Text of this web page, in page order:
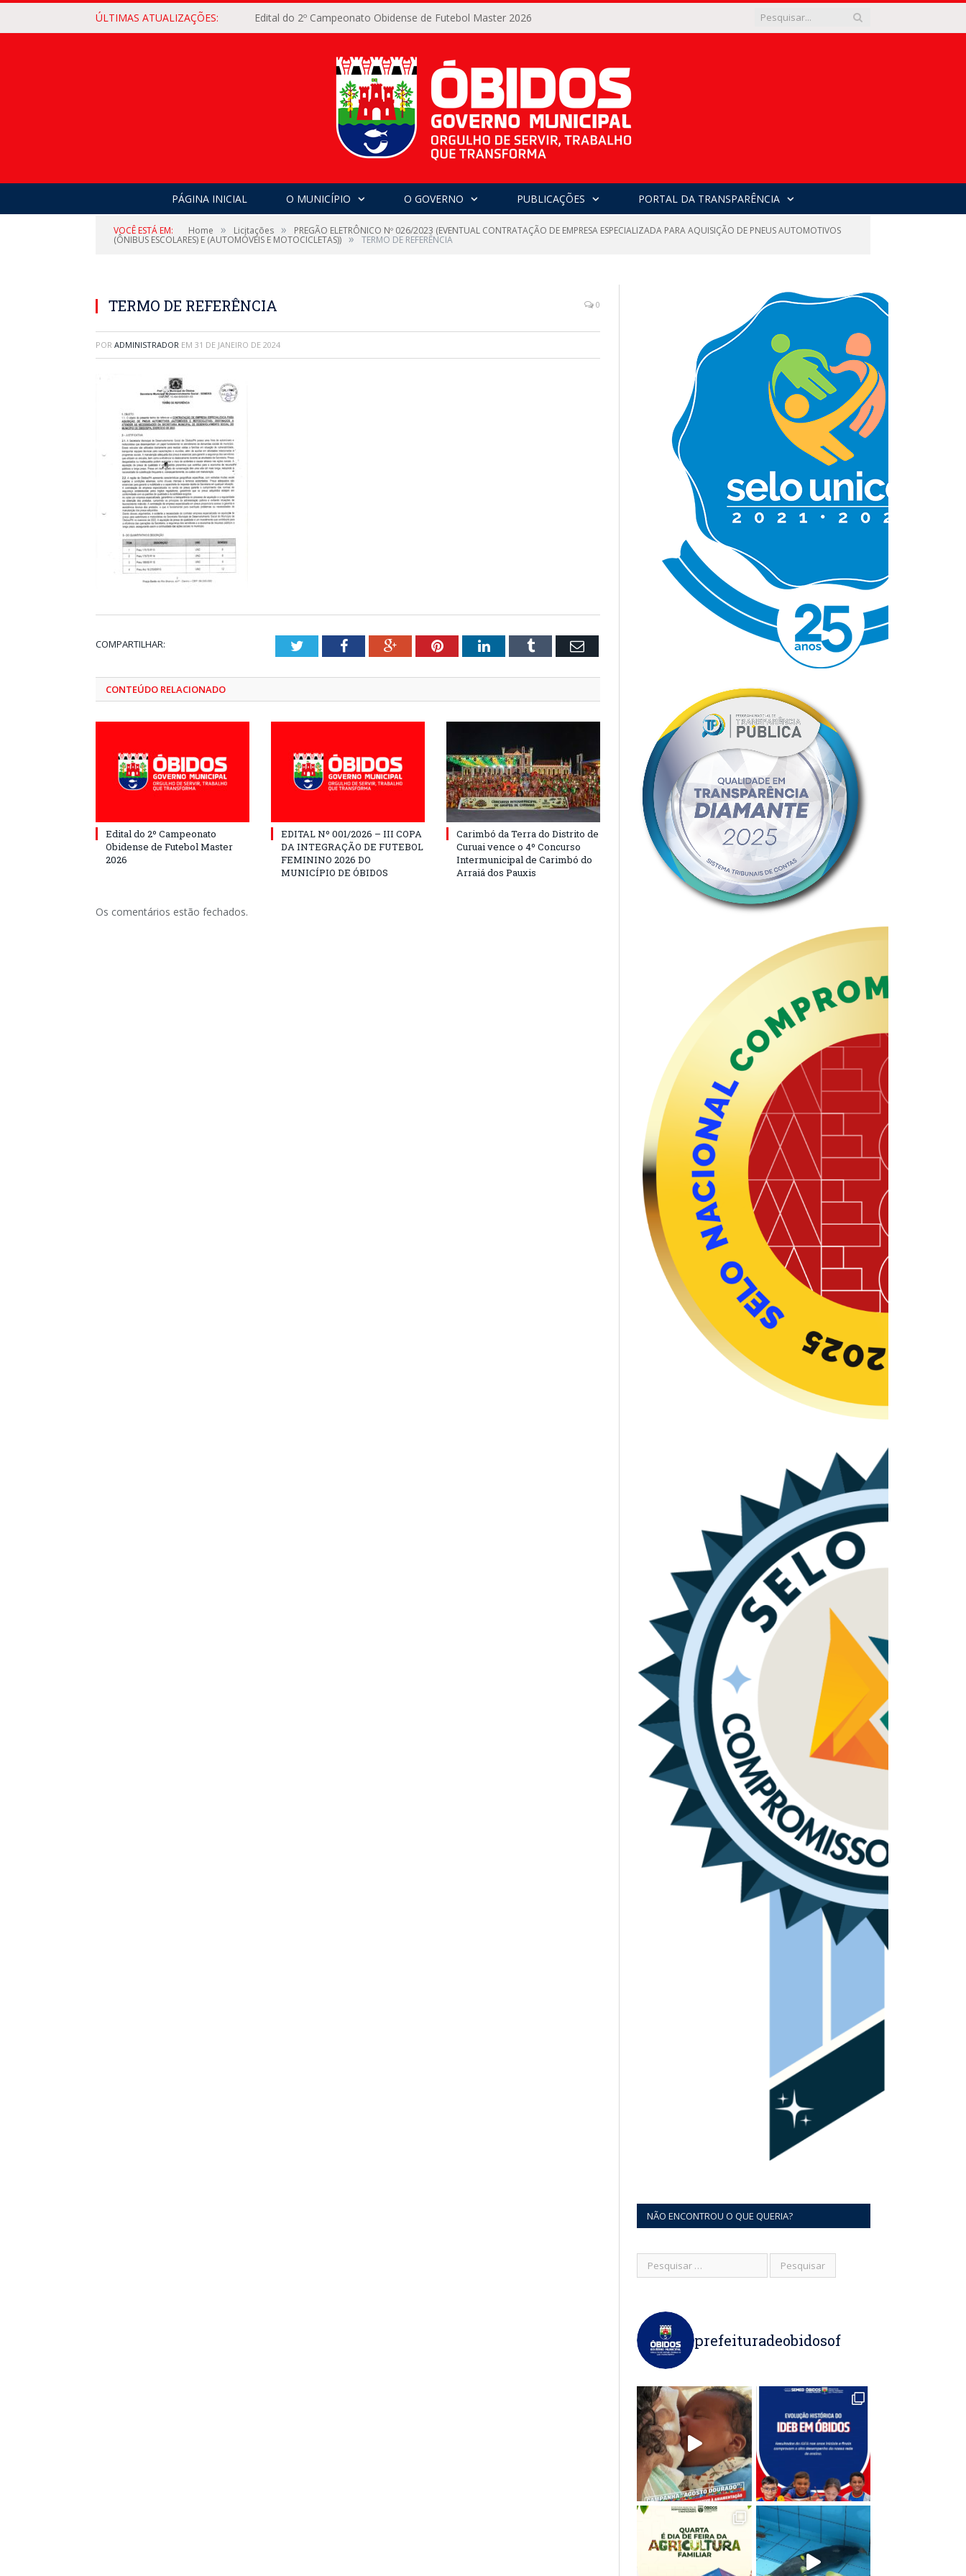
ÚLTIMAS ATUALIZAÇÕES: Edital do 2º Campeonato Obidense de Futebol Master 2026
PÁGINA INICIAL O MUNICÍPIO O GOVERNO PUBLICAÇÕES PORTAL DA TRANSPARÊNCIA
VOCÊ ESTÁ EM: Home » Licitações » PREGÃO ELETRÔNICO Nº 026/2023 (EVENTUAL CONTRATAÇÃO DE EMPRESA ESPECIALIZADA PARA AQUISIÇÃO DE PNEUS AUTOMOTIVOS
(ÔNIBUS ESCOLARES) E (AUTOMÓVEIS E MOTOCICLETAS)) » TERMO DE REFERÊNCIA
TERMO DE REFERÊNCIA 0
POR ADMINISTRADOR EM 31 DE JANEIRO DE 2024
COMPARTILHAR: TwitterFacebookGoogle+PinterestLinkedInTumblr Email
CONTEÚDO RELACIONADO
Edital do 2º Campeonato
Obidense de Futebol Master
2026
EDITAL Nº 001/2026 – III COPA
DA INTEGRAÇÃO DE FUTEBOL
FEMININO 2026 DO
MUNICÍPIO DE ÓBIDOS
Carimbó da Terra do Distrito de
Curuai vence o 4º Concurso
Intermunicipal de Carimbó do
Arraiá dos Pauxis
Os comentários estão fechados.
NÃO ENCONTROU O QUE QUERIA?
prefeituradeobidosof